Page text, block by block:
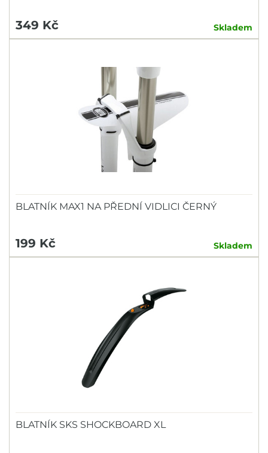
349 Kč Skladem
BLATNÍK MAX1 NA PŘEDNÍ VIDLICI ČERNÝ
199 Kč Skladem
BLATNÍK SKS SHOCKBOARD XL